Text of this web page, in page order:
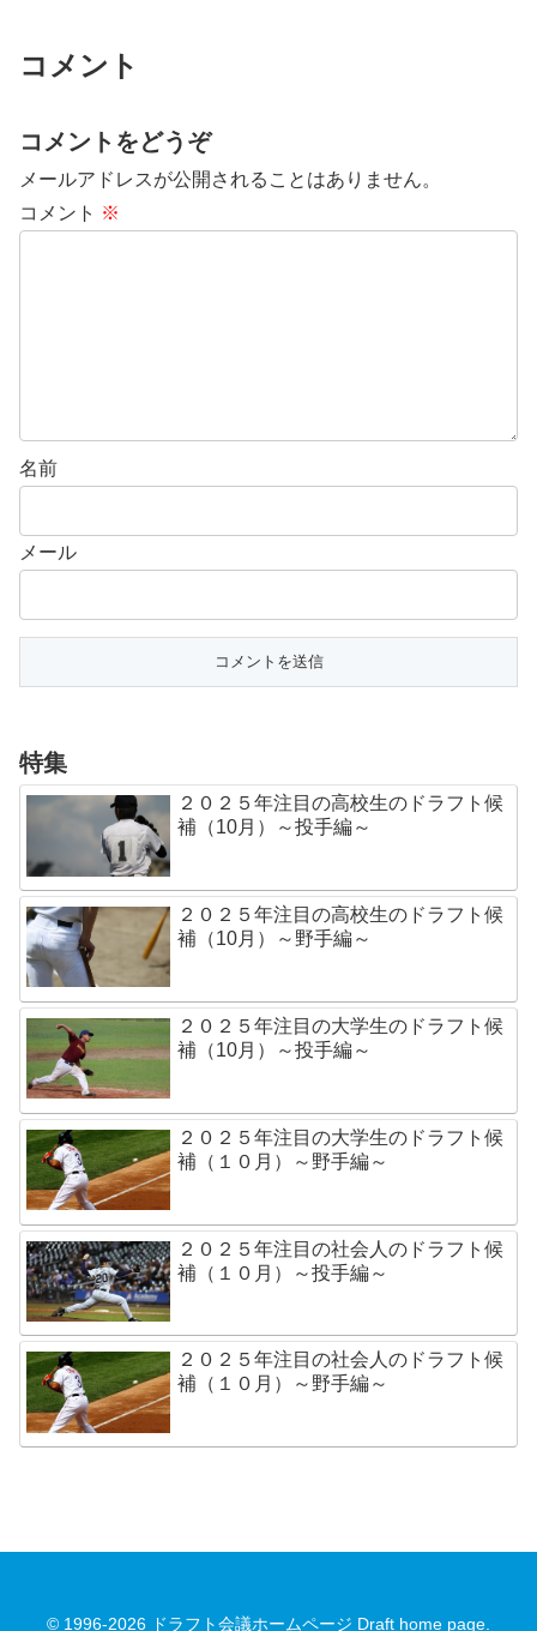
コメント
コメントをどうぞ
メールアドレスが公開されることはありません。
コメント ※
名前
メール
特集
２０２５年注目の高校生のドラフト候
補（10月）～投手編～
２０２５年注目の高校生のドラフト候
補（10月）～野手編～
２０２５年注目の大学生のドラフト候
補（10月）～投手編～
２０２５年注目の大学生のドラフト候
補（１０月）～野手編～
２０２５年注目の社会人のドラフト候
補（１０月）～投手編～
２０２５年注目の社会人のドラフト候
補（１０月）～野手編～
© 1996-2026 ドラフト会議ホームページ Draft home page.